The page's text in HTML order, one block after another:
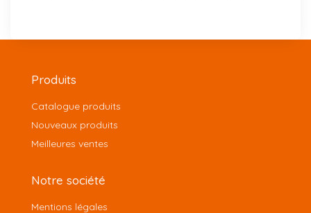
Produits
Catalogue produits
Nouveaux produits
Meilleures ventes
Notre société
Mentions légales